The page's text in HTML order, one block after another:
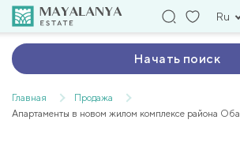
Ru
Начать поиск
Главная
Продажа
Апартаменты в новом жилом комплексе района Оба